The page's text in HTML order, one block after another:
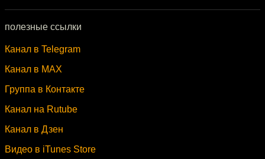
полезные ссылки
Канал в Telegram
Канал в MAX
Группа в Контакте
Канал на Rutube
Канал в Дзен
Видео в iTunes Store